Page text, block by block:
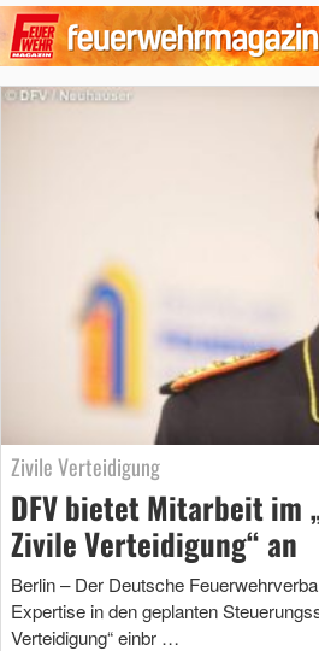
Zivile Verteidigung
DFV bietet Mitarbeit im
Zivile Verteidigung“ an
Berlin – Der Deutsche
Expertise in den geplanten
Verteidigung“ einbr …